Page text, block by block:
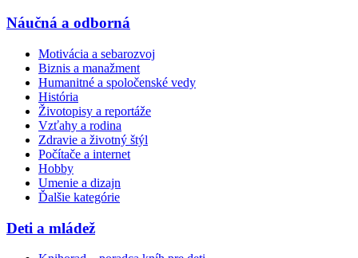
Náučná a odborná
Motivácia a sebarozvoj
Biznis a manažment
Humanitné a spoločenské vedy
História
Životopisy a reportáže
Vzťahy a rodina
Zdravie a životný štýl
Počítače a internet
Hobby
Umenie a dizajn
Ďalšie kategórie
Deti a mládež